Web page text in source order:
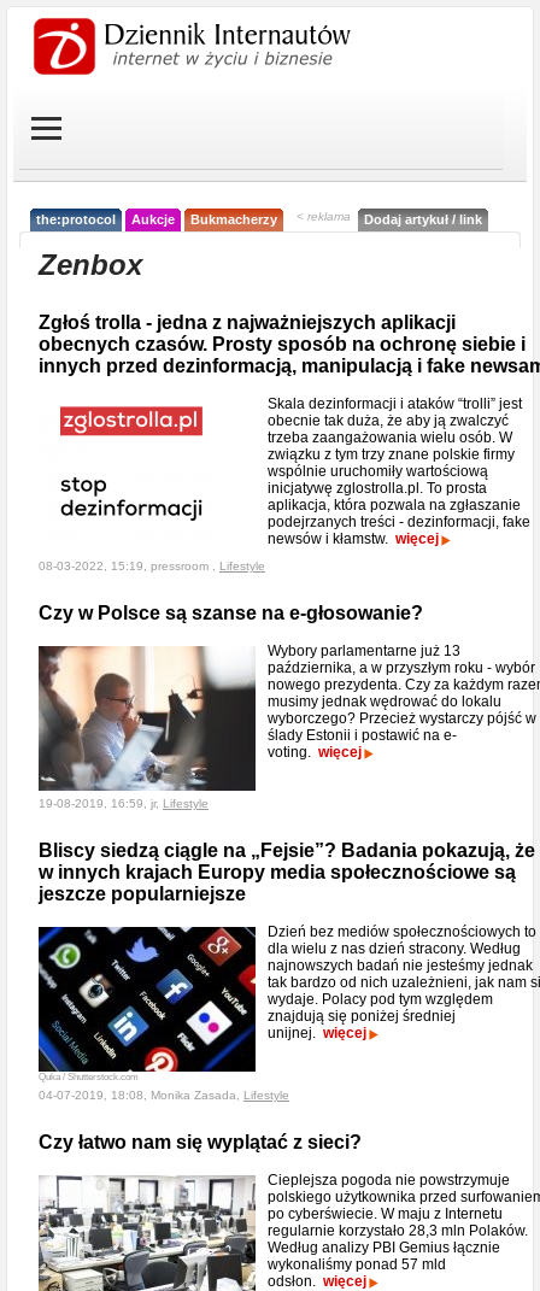
the:protocol Aukcje Bukmacherzy < reklama Dodaj artykuł / link
Zenbox
Zgłoś trolla - jedna z najważniejszych aplikacji
obecnych czasów. Prosty sposób na ochronę siebie i
innych przed dezinformacją, manipulacją i fake
Skala dezinformacji i ataków “trolli” jest
obecnie tak duża, że aby ją zwalczyć
trzeba zaangażowania wielu osób. W
związku z tym trzy znane polskie firmy
wspólnie uruchomiły wartościową
inicjatywę zglostrolla.pl. To prosta
aplikacja, która pozwala na zgłaszanie
podejrzanych treści - dezinformacji, fake
newsów i kłamstw. więcej
08-03-2022, 15:19, pressroom , Lifestyle
Czy w Polsce są szanse na e-głosowanie?
Wybory parlamentarne już 13
października, a w przyszłym roku - wybór
nowego prezydenta. Czy za każdym
musimy jednak wędrować do lokalu
wyborczego? Przecież wystarczy pójść w
ślady Estonii i postawić na e-
voting. więcej
19-08-2019, 16:59, jr, Lifestyle
Bliscy siedzą ciągle na „Fejsie”? Badania pokazują, że
w innych krajach Europy media społecznościowe są
jeszcze popularniejsze
Quka / Shutterstock.com
Dzień bez mediów społecznościowych to
dla wielu z nas dzień stracony. Według
najnowszych badań nie jesteśmy jednak
tak bardzo od nich uzależnieni, jak nam
wydaje. Polacy pod tym względem
znajdują się poniżej średniej
unijnej. więcej
04-07-2019, 18:08, Monika Zasada, Lifestyle
Czy łatwo nam się wyplątać z sieci?
Cieplejsza pogoda nie powstrzymuje
polskiego użytkownika przed
po cyberświecie. W maju z Internetu
regularnie korzystało 28,3 mln Polaków.
Według analizy PBI Gemius łącznie
wykonaliśmy ponad 57 mld
odsłon. więcej